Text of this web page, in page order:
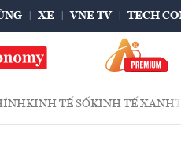
XE VNE TV TECH
KINH TẾ SỐKINH TẾ XANH